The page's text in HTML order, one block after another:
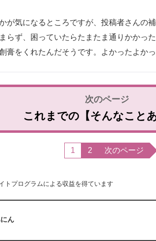
が気になるところですが、投稿者さんの
らず、困っていたらたまたま通りかかっ
膏をくれたんだそうです。よかったよか
これまでの【そんなことあ
1 2 次のページ
トプログラムによる収益を得ています
ん